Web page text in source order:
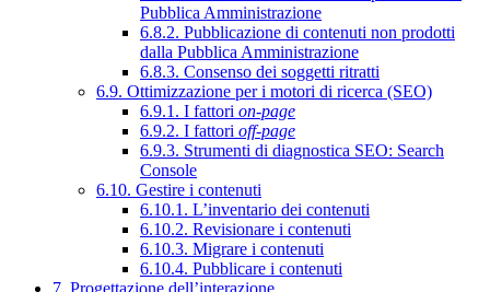
Pubblica Amministrazione
6.8.2. Pubblicazione di contenuti non prodotti
dalla Pubblica Amministrazione
6.8.3. Consenso dei soggetti ritratti
6.9. Ottimizzazione per i motori di ricerca (SEO)
6.9.1. I fattori on-page
6.9.2. I fattori off-page
6.9.3. Strumenti di diagnostica SEO: Search
Console
6.10. Gestire i contenuti
6.10.1. L’inventario dei contenuti
6.10.2. Revisionare i contenuti
6.10.3. Migrare i contenuti
6.10.4. Pubblicare i contenuti
7. Progettazione dell’interazione